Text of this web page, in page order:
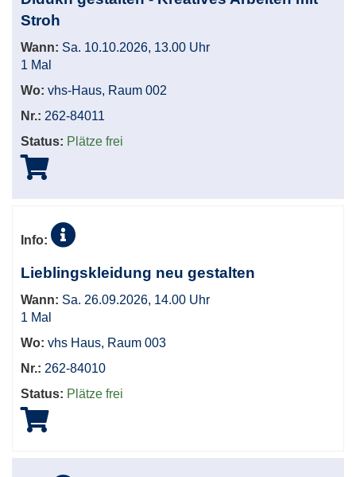
Stroh
Wann: Sa. 10.10.2026, 13.00 Uhr
1 Mal
Wo: vhs-Haus, Raum 002
Nr.: 262-84011
Status: Plätze frei
Info:
Lieblingskleidung neu gestalten
Wann: Sa. 26.09.2026, 14.00 Uhr
1 Mal
Wo: vhs Haus, Raum 003
Nr.: 262-84010
Status: Plätze frei